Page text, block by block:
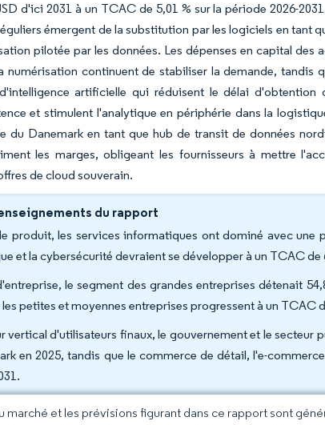
d'ici 2031 à un TCAC de 5,01 % sur la période 2026-
émergent de la substitution par les logiciels en tant
pilotée par les données. Les dépenses en capital des
numérisation continuent de stabiliser la demande, tandis
artificielle qui réduisent le délai d'obtention
et stimulent l'analytique en périphérie dans la
du Danemark en tant que hub de transit de données
les marges, obligeant les fournisseurs à mettre
de cloud souverain.
du rapport
produit, les services informatiques ont dominé avec une
et la cybersécurité devraient se développer à un TCAC de
le segment des grandes entreprises détenait
petites et moyennes entreprises progressent à un TCAC
vertical d'utilisateurs finaux, le gouvernement et le secteur
en 2025, tandis que le commerce de détail, l'e-
marché et les prévisions figurant dans ce rapport sont